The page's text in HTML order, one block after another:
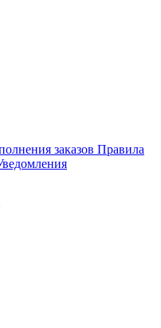
заказов Правила